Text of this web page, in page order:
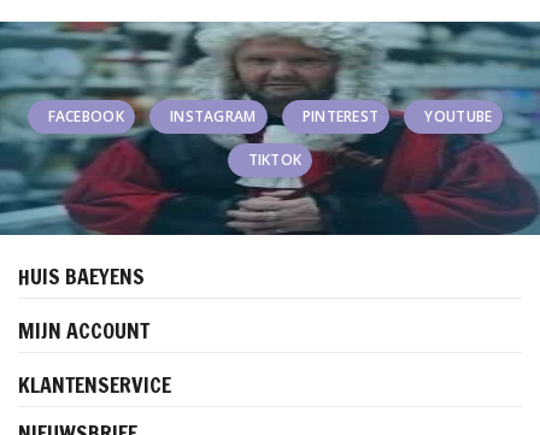
FACEBOOK INSTAGRAM PINTEREST YOUTUBE
TIKTOK
HUIS BAEYENS
MIJN ACCOUNT
KLANTENSERVICE